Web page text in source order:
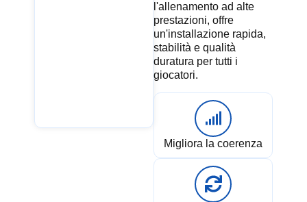
l'allenamento ad alte
prestazioni, offre
un'installazione rapida,
stabilità e qualità
duratura per tutti i
giocatori.
Migliora la coerenza